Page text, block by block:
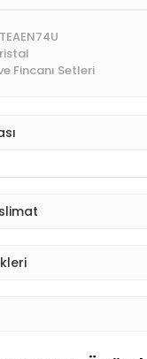
Fincanı Setleri